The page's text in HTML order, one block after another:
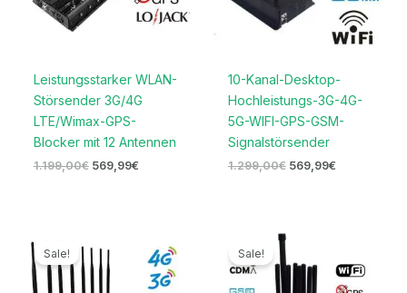
Leistungsstarker WLAN-
Störsender 3G/4G
LTE/Wimax-GPS-
Blocker mit 12 Antennen
1.199,00€ 569,99€
10-Kanal-Desktop-
Hochleistungs-3G-4G-
5G-WIFI-GPS-GSM-
Signalstörsender
1.299,00€ 569,99€
Sale!
Preis
war:
1.299,00€
Preis
ist:
669,99€.
Sale!
Ursprünglicher
Preis
war:
499,00€
259,99€.